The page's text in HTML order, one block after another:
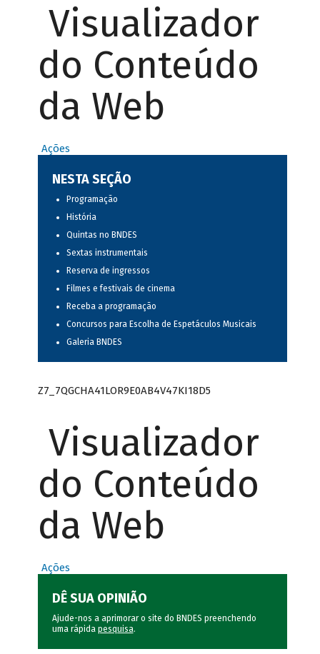
Visualizador
do Conteúdo
da Web
Ações
NESTA SEÇÃO
Programação
História
Quintas no BNDES
Sextas instrumentais
Reserva de ingressos
Filmes e festivais de cinema
Receba a programação
Concursos para Escolha de Espetáculos Musicais
Galeria BNDES
Z7_7QGCHA41LOR9E0AB4V47KI18D5
Visualizador
do Conteúdo
da Web
Ações
DÊ SUA OPINIÃO
Ajude-nos a aprimorar o site do BNDES preenchendo
uma rápida pesquisa.